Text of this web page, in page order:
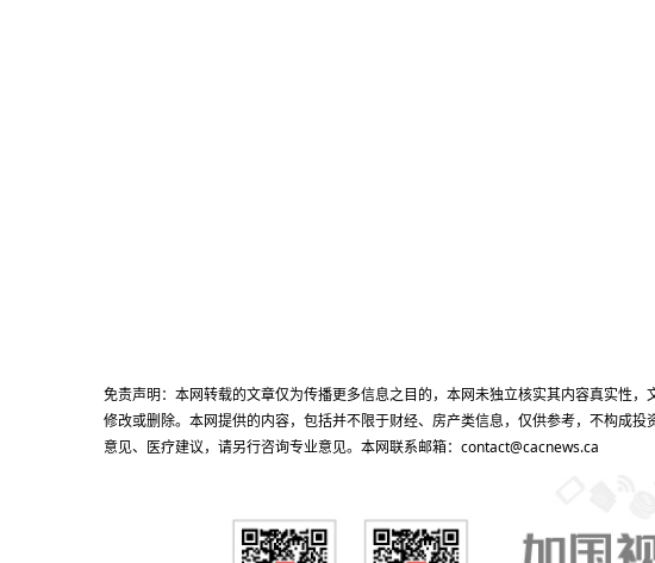
免责声明：本网转载的文章仅为传播更多信息之目的，本网未独立核实其内容真实性
修改或删除。本网提供的内容，包括并不限于财经、房产类信息，仅供参考，不构成
意见、医疗建议，请另行咨询专业意见。本网联系邮箱：contact@cacnews.ca